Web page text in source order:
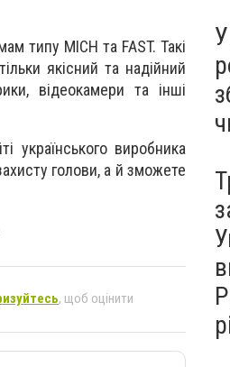
типу MICH та FAST. Такі
якісний та надійний
відеокамери та інші
виробника
голови, а й зможете
, щоб оцінити